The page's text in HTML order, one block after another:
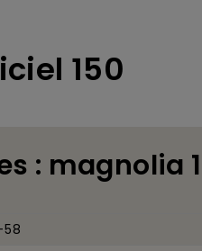
150
: magnolia
58